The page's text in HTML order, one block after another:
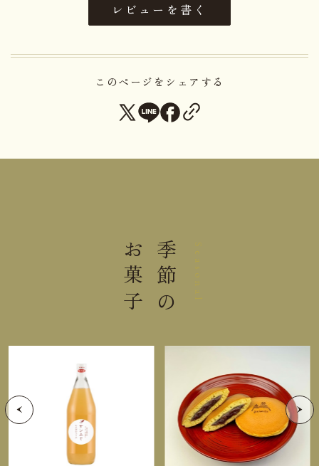
直射日光高温多湿を避けて保存し
てください。
栄養成分表示１個(２４ｇ)当り
69kcal
0.002g
＊この表示値は、目安です。
レビューを書く
このページをシェアする
Seasonal
季節の
お菓子